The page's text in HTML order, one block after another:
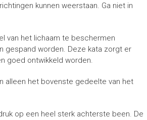
kunnen weerstaan. Ga niet in
van het lichaam te beschermen
gespand worden. Deze kata zorgt er
goed ontwikkeld worden.
alleen het bovenste gedeelte van het
op een heel sterk achterste been. De